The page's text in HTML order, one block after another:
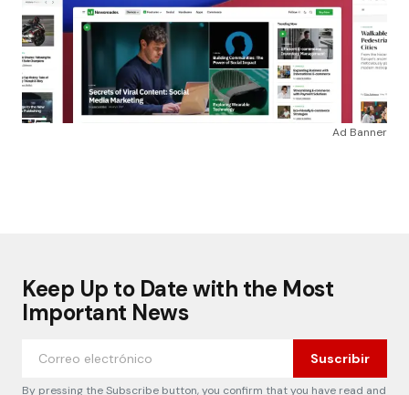
Ad Banner
Keep Up to Date with the Most
Important News
Suscribir
By pressing the Subscribe button, you confirm that you have read and